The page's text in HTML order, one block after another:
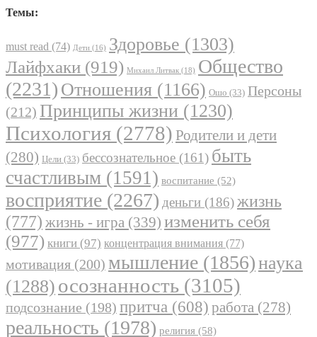
Темы:
must read (74) Дети (16) Здоровье (1303)
Лайфхаки (919) Михаил Литвак (18) Общество
(2231) Отношения (1166) Ошо (33) Персоны
(212) Принципы жизни (1230)
Психология (2778) Родители и дети
(280) Цели (33) бессознательное (161) быть
счастливым (1591) воспитание (52)
восприятие (2267) деньги (186)жизнь
(777) жизнь - игра (339) изменить себя
(977) книги (97) концентрация внимания (77)
мотивация (200) мышление (1856)наука
(1288) осознанность (3105)
подсознание (198) притча (608) работа (278)
реальность (1978) религия (58)